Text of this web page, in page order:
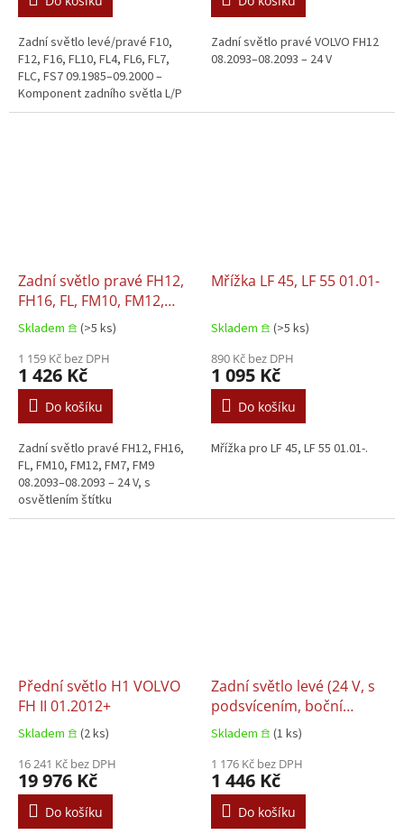
Zadní světlo levé/pravé F10,
F12, F16, FL10, FL4, FL6, FL7,
FLC, FS7 09.1985–09.2000 –
Komponent zadního světla L/P
Vhodné pro: F10, F12, F16, FL10,
Zadní světlo pravé VOLVO FH12
08.2093–08.2093 – 24 V
Zadní světlo pravé FH12,
FH16, FL, FM10, FM12,
FM7, FM9 08.2093–
Skladem 𖠿 (>5 ks)
1 159 Kč bez DPH
1 426 Kč
Do košíku
Zadní světlo pravé FH12, FH16,
FL, FM10, FM12, FM7, FM9
08.2093–08.2093 – 24 V, s
osvětlením štítku
Mřížka LF 45, LF 55 01.01-
Skladem 𖠿 (>5 ks)
890 Kč bez DPH
1 095 Kč
Do košíku
Mřížka pro LF 45, LF 55 01.01-.
Přední světlo H1 VOLVO
FH II 01.2012+
Skladem 𖠿 (2 ks)
16 241 Kč bez DPH
19 976 Kč
Do košíku
Zadní světlo levé (24 V, s
podsvícením, boční
obrysové světlo,
konektor AMP 1,5/boční
bajonet 7PIN) SCANIA G I,
P R T - 19 1.21426
03.2004–05.2019
Skladem 𖠿 (1 ks)
1 176 Kč bez DPH
1 446 Kč
Do košíku